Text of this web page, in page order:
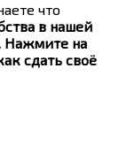
что
в нашей
Нажмите на
сдать своё